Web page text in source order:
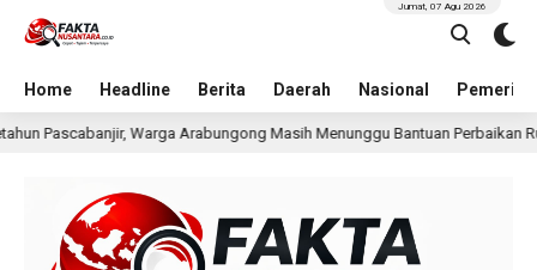
Home Headline Berita Daerah Nasional
Jumat, 07 Agu 2026
Masih Menunggu Bantuan Perbaikan Rumah 20 jam lalu Pria